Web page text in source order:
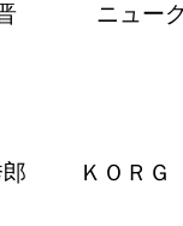
ニューグ
ＫＯＲＧ